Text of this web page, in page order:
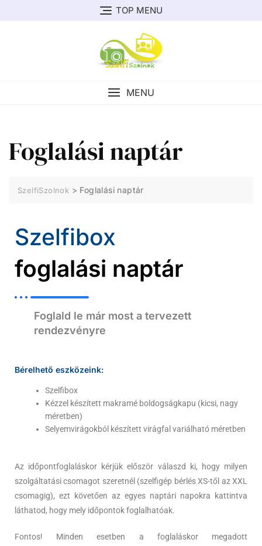
TOP MENU
MENU
Foglalási naptár
SzelfiSzolnok > Foglalási naptár
Szelfibox
foglalási naptár
Foglald le már most a tervezett
rendezvényre
Bérelhető eszközeink:
Szelfibox
Kézzel készített makramé boldogságkapu (kicsi, nagy
méretben)
Selyemvirágokból készített virágfal variálható méretben
Az időpontfoglaláskor kérjük először válaszd ki, hogy milyen
szolgáltatási csomagot szeretnél (szelfigép bérlés XS-től az XXL
csomagig), ezt követően az egyes naptári napokra kattintva
láthatod, hogy mely időpontok foglalhatóak.
Fontos! Minden esetben a foglaláskor megadott